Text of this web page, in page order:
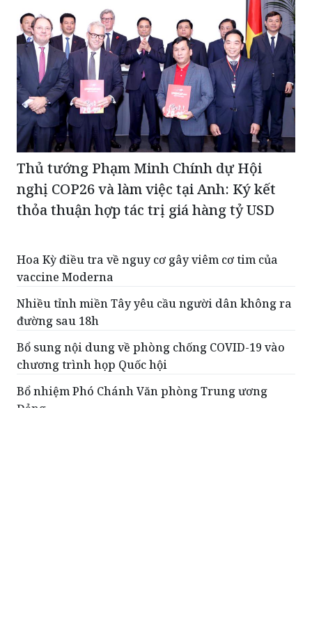
Thủ tướng Phạm Minh Chính dự Hội
nghị COP26 và làm việc tại Anh: Ký kết
thỏa thuận hợp tác trị giá hàng tỷ USD
Hoa Kỳ điều tra về nguy cơ gây viêm cơ tim của
vaccine Moderna
Nhiều tỉnh miền Tây yêu cầu người dân không ra
đường sau 18h
Bổ sung nội dung về phòng chống COVID-19 vào
chương trình họp Quốc hội
Bổ nhiệm Phó Chánh Văn phòng Trung ương
Đảng